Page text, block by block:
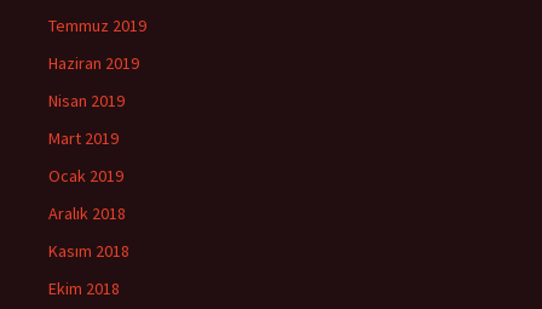
Temmuz 2019
Haziran 2019
Nisan 2019
Mart 2019
Ocak 2019
Aralık 2018
Kasım 2018
Ekim 2018